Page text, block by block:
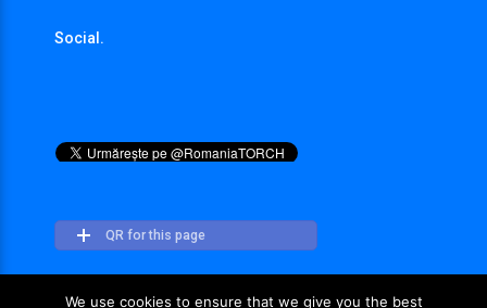
Social.
QR for this page
We use cookies to ensure that we give you the best